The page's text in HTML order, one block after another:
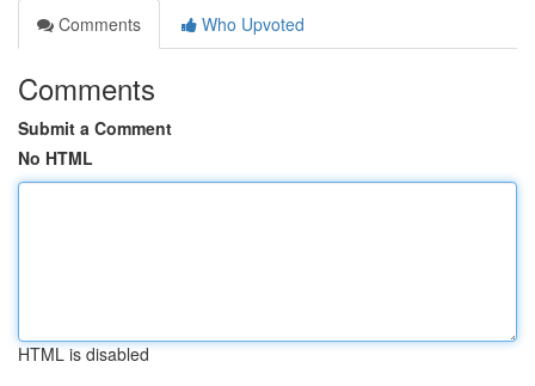
Comments
Who Upvoted
Comments
Submit a Comment
No HTML
HTML is disabled